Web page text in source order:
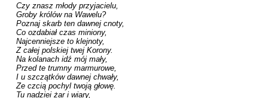
Czy znasz młody przyjacielu,
Groby królów na Wawelu?
Poznaj skarb ten dawnej cnoty,
Co ozdabiał czas miniony,
Najcenniejsze to klejnoty,
Z całej polskiej twej Korony.
Na kolanach idź mój mały,
Przed te trumny marmurowe,
I u szczątków dawnej chwały,
Ze czcią pochyl twoją głowę.
Tu nadziei żar i wiary,